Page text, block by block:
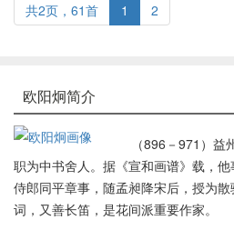
共2页，61首 1 2
欧阳炯简介
（896－971）
职为中书舍人。据《宣和画谱》载，
侍郎同平章事，随孟昶降宋后，授为
词，又善长笛，是花间派重要作家。